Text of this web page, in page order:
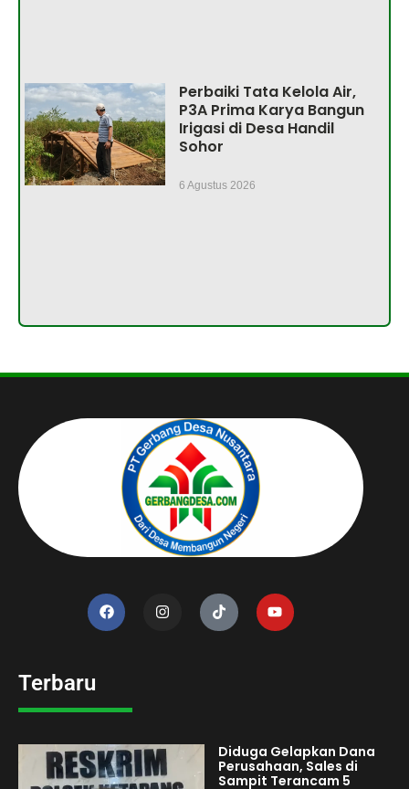
Perbaiki Tata Kelola Air,
P3A Prima Karya Bangun
Irigasi di Desa Handil
Sohor
6 Agustus 2026
Terbaru
Diduga Gelapkan Dana
Perusahaan, Sales di
Sampit Terancam 5